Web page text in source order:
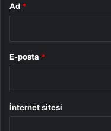
Ad *
E-posta *
İnternet sitesi